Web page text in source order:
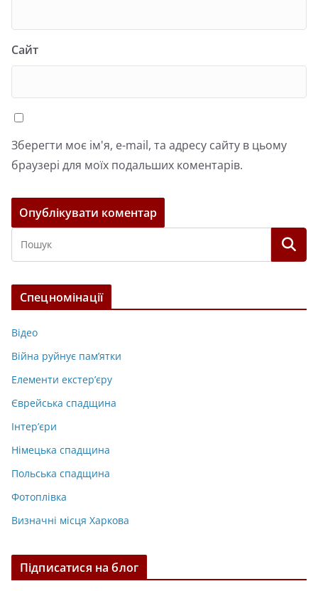
Сайт
Зберегти моє ім'я, e-mail, та адресу сайту в цьому
браузері для моїх подальших коментарів.
Спецномінації
Відео
Війна руйнує пам’ятки
Елементи екстер’єру
Єврейська спадщина
Інтер’єри
Німецька спадщина
Польська спадщина
Фотоплівка
Визначні місця Харкова
Підписатися на блог